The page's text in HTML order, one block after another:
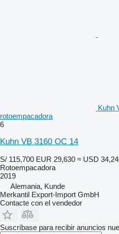
Kuhn
rotoempacadora
6
Kuhn VB 3160 OC 14
S/ 115,700 EUR 29,630 ≈ USD
Rotoempacadora
2019
Alemania, Kunde
Merkantil Export-Import GmbH
Contacte con el vendedor
Suscríbase para recibir anuncios